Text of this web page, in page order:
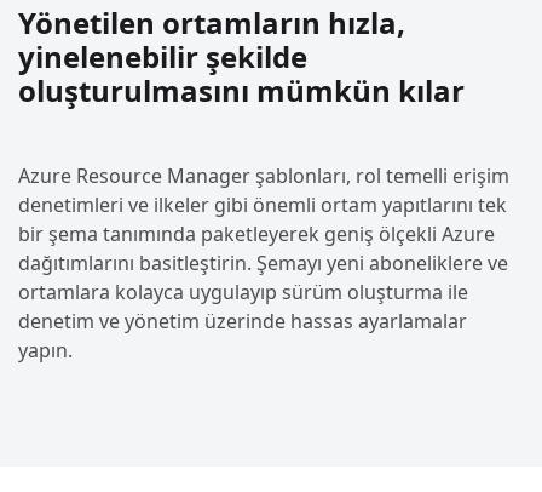
Yönetilen ortamların hızla,
yinelenebilir şekilde
oluşturulmasını mümkün kılar
Azure Resource Manager şablonları, rol temelli erişim
denetimleri ve ilkeler gibi önemli ortam yapıtlarını tek
bir şema tanımında paketleyerek geniş ölçekli Azure
dağıtımlarını basitleştirin. Şemayı yeni aboneliklere ve
ortamlara kolayca uygulayıp sürüm oluşturma ile
denetim ve yönetim üzerinde hassas ayarlamalar
yapın.